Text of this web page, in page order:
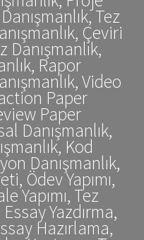
Tez
Çeviri
Danışmanlık,
Rapor
Video
Paper
Paper
Danışmanlık,
Kod
Danışmanlık,
Ödev Yapımı,
Yapımı, Tez
Essay Yazdırma,
Hazırlama,